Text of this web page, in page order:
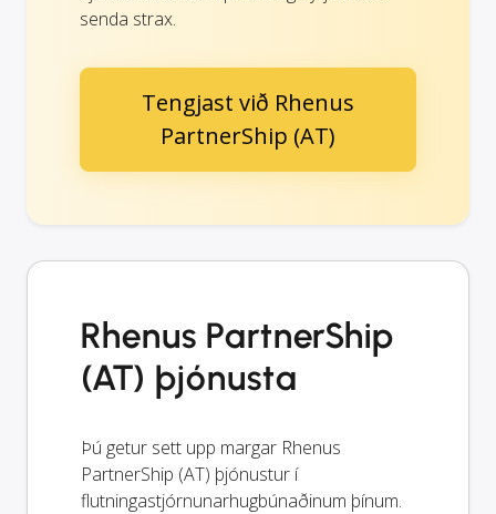
senda strax.
Tengjast við Rhenus
PartnerShip (AT)
Rhenus PartnerShip
(AT) þjónusta
Þú getur sett upp margar Rhenus
PartnerShip (AT) þjónustur í
flutningastjórnunarhugbúnaðinum þínum.